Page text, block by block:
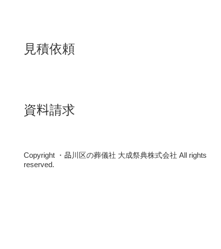
見積依頼
資料請求
Copyright ・品川区の葬儀社 大成祭典株式会社 All rights
reserved.